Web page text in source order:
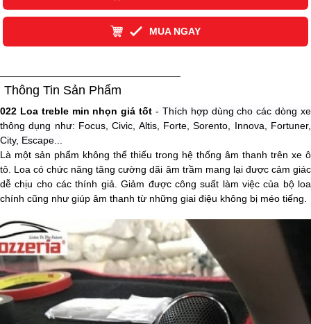
MUA NGAY
Thông Tin Sản Phẩm
022 Loa treble min nhọn giá tốt - Thích hợp dùng cho các dòng xe
thông dụng như: Focus, Civic, Altis, Forte, Sorento, Innova, Fortuner,
City, Escape...
Là một sản phẩm không thể thiếu trong hệ thống âm thanh trên xe ô
tô. Loa có chức năng tăng cường dãi âm trầm mang lại được cảm giác
dễ chịu cho các thính giả. Giảm được công suất làm việc của bộ loa
chính cũng như giúp âm thanh từ những giai điệu không bị méo tiếng.